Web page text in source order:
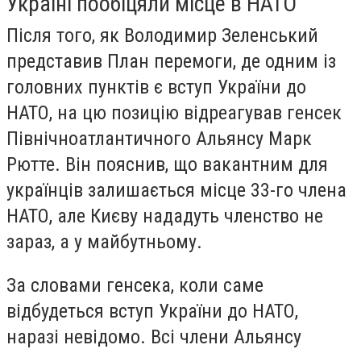
Після того, як Володимир Зеленський
представив План перемоги, де одним із
головних пунктів є вступ України до
НАТО, на цю позицію відреагував генсек
Північноатлантичного Альянсу Марк
Рютте. Він пояснив, що вакантним для
українців залишається місце 33-го члена
НАТО, але Києву нададуть членство не
зараз, а у майбутньому.
За словами генсека, коли саме
відбудеться вступ України до НАТО,
наразі невідомо. Всі члени Альянсу